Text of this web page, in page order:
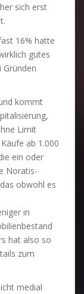
sich erst
16% hatte
gutes
Gründen
kommt
Limit
ab 1.000
ein oder
Noratis-
obwohl es
in
hat also so
zum
medial